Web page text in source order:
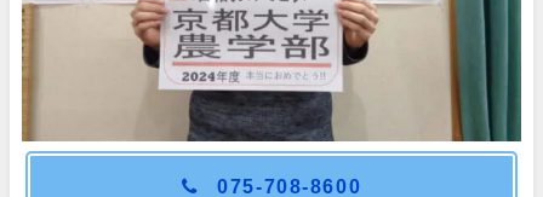
075-708-8600